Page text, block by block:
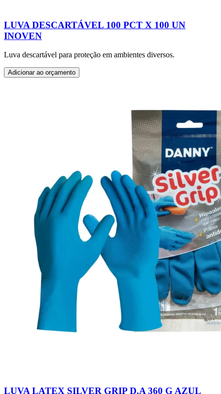
LUVA DESCARTÁVEL 100 PCT X 100 UN
INOVEN
Luva descartável para proteção em ambientes diversos.
Adicionar ao orçamento
LUVA LATEX SILVER GRIP D.A 360 G AZUL